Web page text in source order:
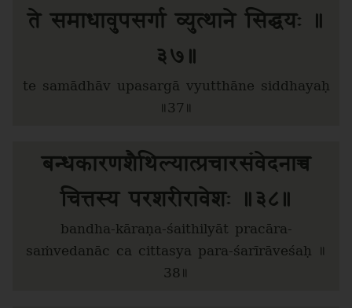
ते समाधावुपसर्गा व्युत्थाने सिद्धयः ॥
३७॥
te samādhāv upasargā vyutthāne siddhayaḥ
॥37॥
बन्धकारणशैथिल्यात्प्रचारसंवेदनाच्च
चित्तस्य परशरीरावेशः ॥३८॥
bandha-kāraṇa-śaithilyāt pracāra-
saṁvedanāc ca cittasya para-śarīrāveśaḥ ॥
38॥